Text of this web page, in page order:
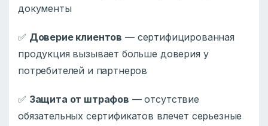
документы
✅ Доверие клиентов — сертифицированная
продукция вызывает больше доверия у
потребителей и партнеров
✅ Защита от штрафов — отсутствие
обязательных сертификатов влечет серьезные